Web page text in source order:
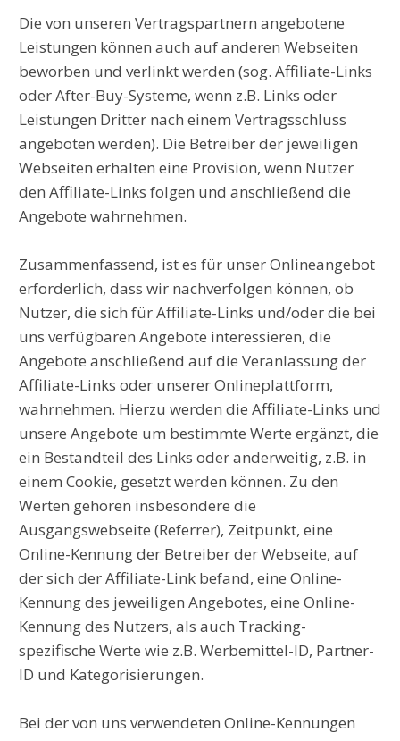
Die von unseren Vertragspartnern angebotene
Leistungen können auch auf anderen Webseiten
beworben und verlinkt werden (sog. Affiliate-Links
oder After-Buy-Systeme, wenn z.B. Links oder
Leistungen Dritter nach einem Vertragsschluss
angeboten werden). Die Betreiber der jeweiligen
Webseiten erhalten eine Provision, wenn Nutzer
den Affiliate-Links folgen und anschließend die
Angebote wahrnehmen.
Zusammenfassend, ist es für unser Onlineangebot
erforderlich, dass wir nachverfolgen können, ob
Nutzer, die sich für Affiliate-Links und/oder die bei
uns verfügbaren Angebote interessieren, die
Angebote anschließend auf die Veranlassung der
Affiliate-Links oder unserer Onlineplattform,
wahrnehmen. Hierzu werden die Affiliate-Links und
unsere Angebote um bestimmte Werte ergänzt, die
ein Bestandteil des Links oder anderweitig, z.B. in
einem Cookie, gesetzt werden können. Zu den
Werten gehören insbesondere die
Ausgangswebseite (Referrer), Zeitpunkt, eine
Online-Kennung der Betreiber der Webseite, auf
der sich der Affiliate-Link befand, eine Online-
Kennung des jeweiligen Angebotes, eine Online-
Kennung des Nutzers, als auch Tracking-
spezifische Werte wie z.B. Werbemittel-ID, Partner-
ID und Kategorisierungen.
Bei der von uns verwendeten Online-Kennungen